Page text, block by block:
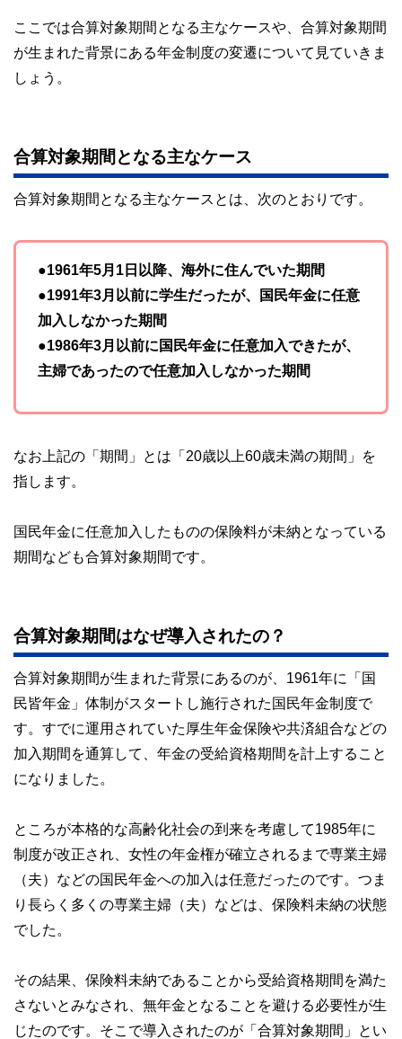
ここでは合算対象期間となる主なケースや、合算対象期間
が生まれた背景にある年金制度の変遷について見ていきま
しょう。
合算対象期間となる主なケース
合算対象期間となる主なケースとは、次のとおりです。
●1961年5月1日以降、海外に住んでいた期間
●1991年3月以前に学生だったが、国民年金に任意
加入しなかった期間
●1986年3月以前に国民年金に任意加入できたが、
主婦であったので任意加入しなかった期間
なお上記の「期間」とは「20歳以上60歳未満の期間」を
指します。
国民年金に任意加入したものの保険料が未納となっている
期間なども合算対象期間です。
合算対象期間はなぜ導入されたの？
合算対象期間が生まれた背景にあるのが、1961年に「国
民皆年金」体制がスタートし施行された国民年金制度で
す。すでに運用されていた厚生年金保険や共済組合などの
加入期間を通算して、年金の受給資格期間を計上すること
になりました。
ところが本格的な高齢化社会の到来を考慮して1985年に
制度が改正され、女性の年金権が確立されるまで専業主婦
（夫）などの国民年金への加入は任意だったのです。つま
り長らく多くの専業主婦（夫）などは、保険料未納の状態
でした。
その結果、保険料未納であることから受給資格期間を満た
さないとみなされ、無年金となることを避ける必要性が生
じたのです。そこで導入されたのが「合算対象期間」とい